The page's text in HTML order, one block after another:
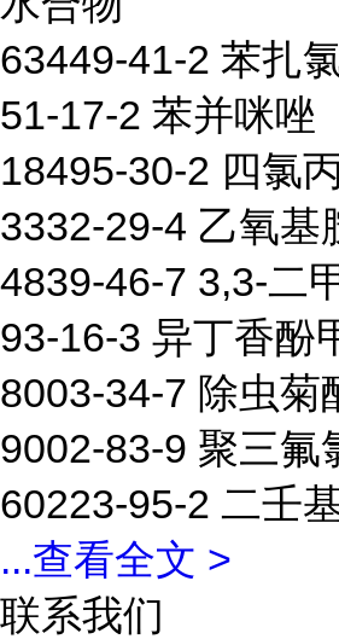
63449-41-2 苯扎
51-17-2 苯并咪唑
18495-30-2 四氯
3332-29-4 乙氧基
4839-46-7 3,3-二
93-16-3 异丁香酚
8003-34-7 除虫菊
9002-83-9 聚三氟
60223-95-2 二壬
...查看全文 >
联系我们